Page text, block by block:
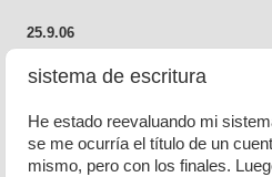
25.9.06
sistema de escritura
He estado reevaluando mi
se me ocurría el título de un
mismo, pero con los finales.